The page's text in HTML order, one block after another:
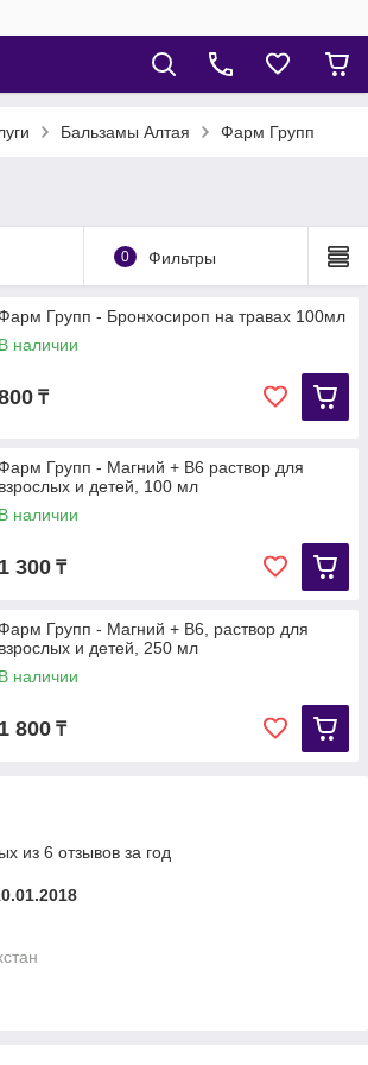
Бальзамы Алтая Фарм Групп
0 Фильтры
Групп - Бронхосироп на травах 100мл
В наличии
₸
Групп - Магний + B6 раствор для
взрослых и детей, 100 мл
В наличии
1 300 ₸
Групп - Магний + B6, раствор для
взрослых и детей, 250 мл
В наличии
1 800 ₸
из 6 отзывов за год